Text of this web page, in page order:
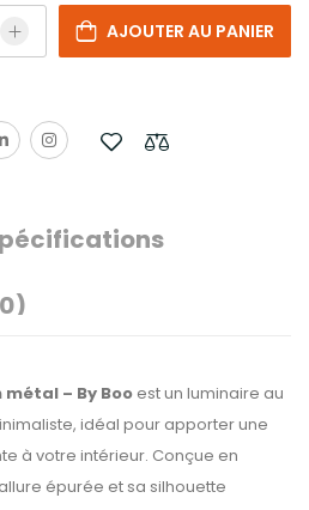
AJOUTER AU PANIER
– By Boo est un luminaire au
idéal pour apporter une
à votre intérieur. Conçue en
épurée et sa silhouette